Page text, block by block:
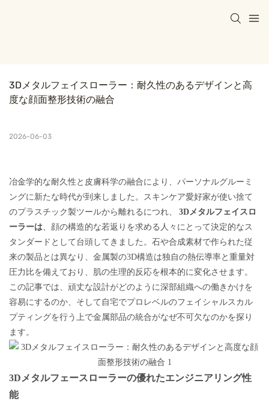
3Dメタルフェイスローラー：耐久性のあるデザインと高
度な顔面整形技術の融合
2026-06-03
冶金学的な耐久性と皮膚科学の融合により、パーソナルグルーミ
ングに新たな時代が到来しました。スキンケア愛好家が使い捨て
のプラスチック製ツールから離れるにつれ、
3Dメタルフェイスロ
ーラーは、
顔の構造的な若返りを求める人々にとって決定的なス
タンダードとして台頭してきました。石や合成素材で作られた従
来の製品とは異なり、金属製の3D構造は独自の熱伝導率と重量対
圧力比を備えており、肌の生理的反応を根本的に変化させます。
この記事では、頑丈な設計がどのように深部組織への働きかけを
容易にするのか、そして自宅でプロレベルのフェイシャルスカル
プティングを行う上で金属部品の統合がなぜ不可欠なのかを探り
ます。
3Dメタルフェースローラーの優れたエンジニアリング性
能